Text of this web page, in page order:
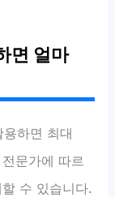
면 얼마
하면 최대
문가에 따르
수 있습니다.